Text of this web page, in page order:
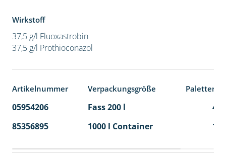
Wirkstoff
37,5 g/l Fluoxastrobin
37,5 g/l Prothioconazol
Artikelnummer Verpackungsgröße
05954206 Fass 200 l
4
85356895
1000 l Container 1